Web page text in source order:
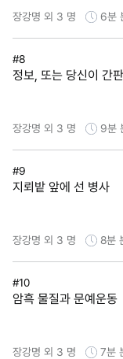
장강명 외 3 명 6분
#8
정보, 또는 당신이 간
장강명 외 3 명 9분
#9
지뢰밭 앞에 선 병사
장강명 외 3 명 8분
#10
암흑 물질과 문예운동
장강명 외 3 명 7분